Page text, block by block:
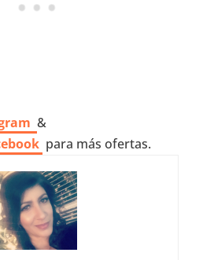
&
para más ofertas.